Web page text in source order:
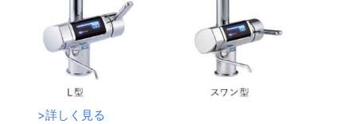
>詳しく見る